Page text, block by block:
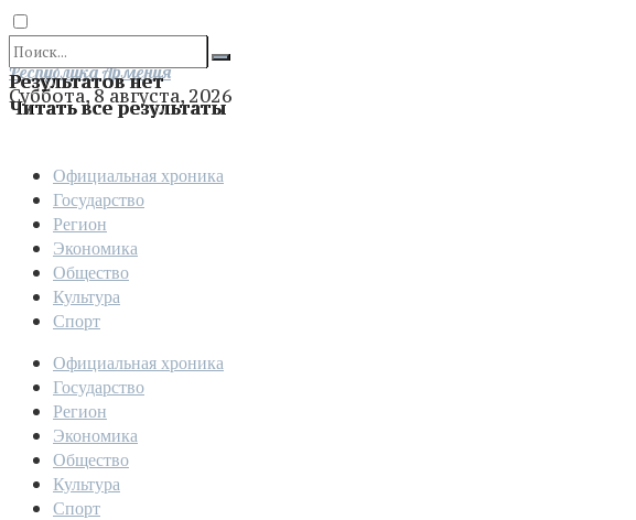
Результатов нет
Читать все результаты
Отправить
Республика Армения
Суббота, 8 августа, 2026
Официальная хроника
Государство
Регион
Экономика
Общество
Культура
Спорт
Официальная хроника
Государство
Регион
Экономика
Общество
Культура
Спорт